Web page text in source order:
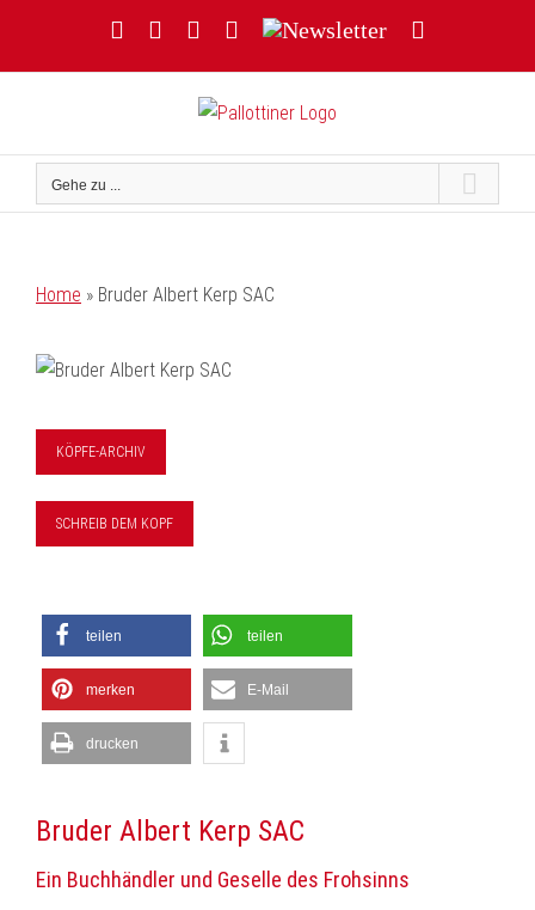
FacebookYouTubeInstagram
Threads
Newsletter
Gehe zu ...
Home » Bruder Albert Kerp SAC
KÖPFE-ARCHIV
SCHREIB DEM KOPF
teilen teilen
merken E-Mail
drucken
Bruder Albert Kerp SAC
Ein Buchhändler und Geselle des Frohsinns